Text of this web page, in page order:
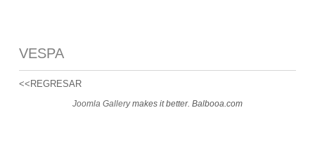
VESPA
<<REGRESAR
Joomla Gallerymakes it better. Balbooa.com